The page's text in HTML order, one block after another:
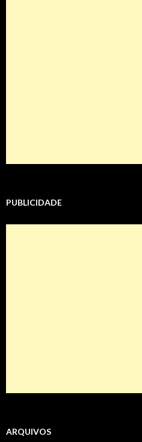
PUBLICIDADE
ARQUIVOS